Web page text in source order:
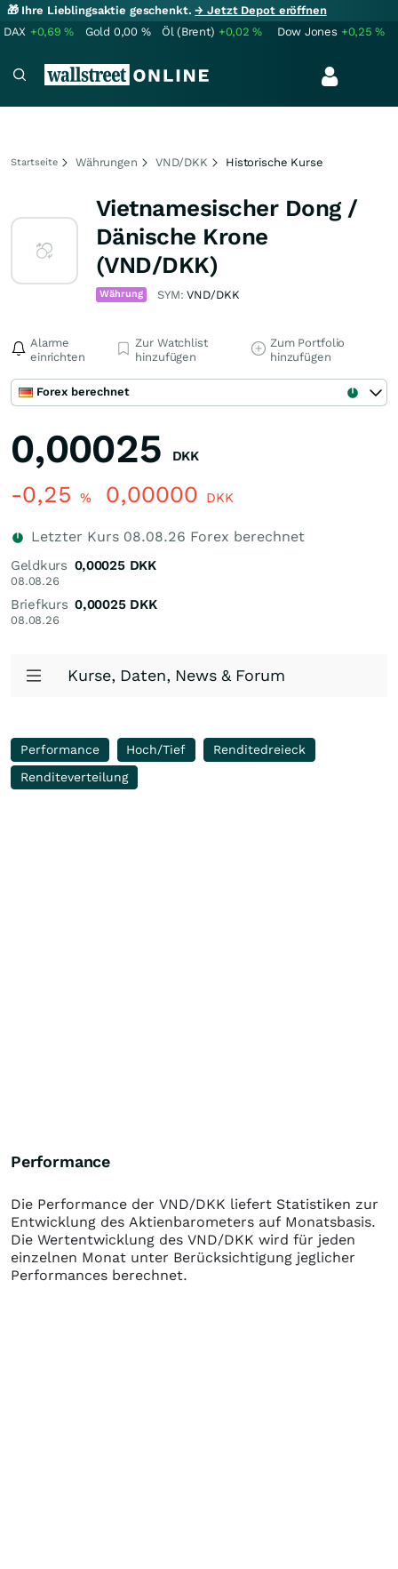
🎁 Ihre Lieblingsaktie geschenkt.→ Jetzt Depot eröffnen
DAX +0,69% Gold 0,00 % Öl (Brent) +0,02% Dow Jones +0,25%
Startseite Währungen VND/DKK Historische Kurse
Vietnamesischer Dong /
Dänische Krone
(VND/DKK)
Währung SYM:VND/DKK
Alarme
einrichten
Zur Watchlist
hinzufügen
Zum Portfolio
hinzufügen
Forex berechnet
0,00025 DKK
-0,25 % 0,00000 DKK
Letzter Kurs 08.08.26 Forex berechnet
Geldkurs
08.08.26
0,00025 DKK
Briefkurs
08.08.26
0,00025 DKK
Kurse, Daten, News & Forum
Performance Hoch/Tief
Renditedreieck
Renditeverteilung
Performance
Die Performance der VND/DKK liefert Statistiken zur
Entwicklung des Aktienbarometers auf Monatsbasis.
Die Wertentwicklung des VND/DKK wird für jeden
einzelnen Monat unter Berücksichtigung jeglicher
Performances berechnet.